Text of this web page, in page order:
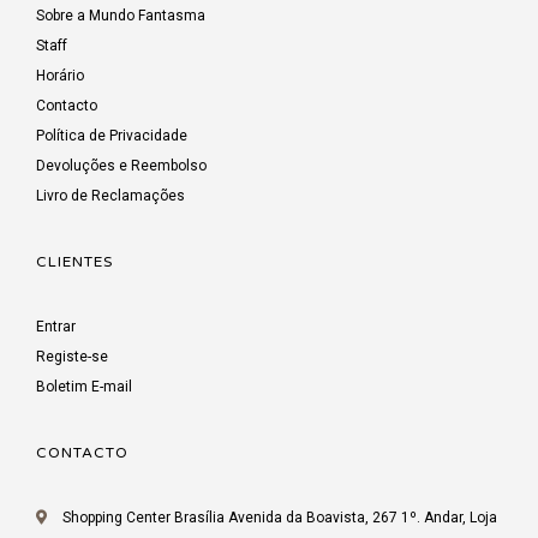
Sobre a Mundo Fantasma
Staff
Horário
Contacto
Política de Privacidade
Devoluções e Reembolso
Livro de Reclamações
CLIENTES
Entrar
Registe-se
Boletim E-mail
CONTACTO
Shopping Center Brasília Avenida da Boavista, 267 1º. Andar, Loja